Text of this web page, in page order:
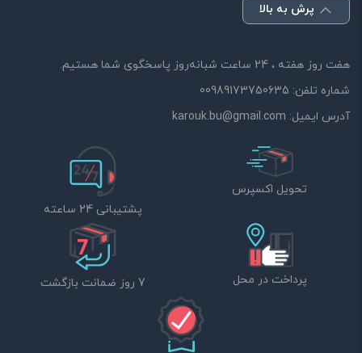
پرش به بالا
هفت روز هفته ، 24 ساعت شبانه‌روز پاسخگوی شما هستیم.
شماره تلفن: 00989173750635
آدرس ایمیل: karouk.bu@gmail.com
تحویل اکسپرس
پشتیبانی 24 ساعته
پرداخت در محل 7 روز ضمانت بازگشت